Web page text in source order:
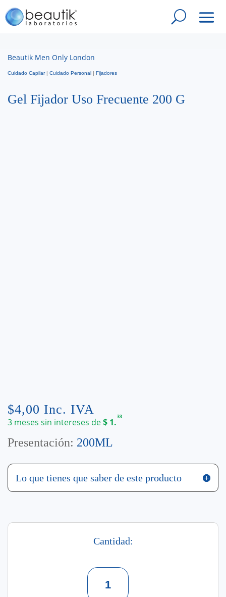
Beautik Men Only London
Cuidado Capilar| Cuidado Personal | Fijadores
Gel Fijador Uso Frecuente 200 G
$4,00 Inc. IVA
3 meses sin intereses de$ 1.33
Presentación: 200ML
Lo que tienes que saber de este producto
Cantidad:
Gel
Fijador